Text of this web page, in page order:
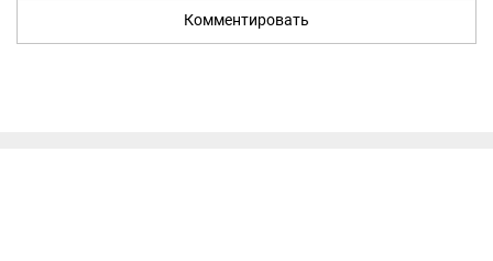
Комментировать